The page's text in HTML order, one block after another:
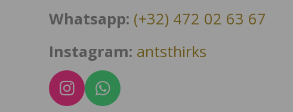
Whatsapp: (+32) 472 02 63 67
Instagram: antsthirks
I
W